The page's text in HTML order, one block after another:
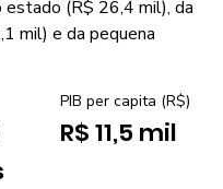
estado (R$ 26,4 mil), da
mil) e da pequena
PIB per capita (R$)
R$ 11,5 mil